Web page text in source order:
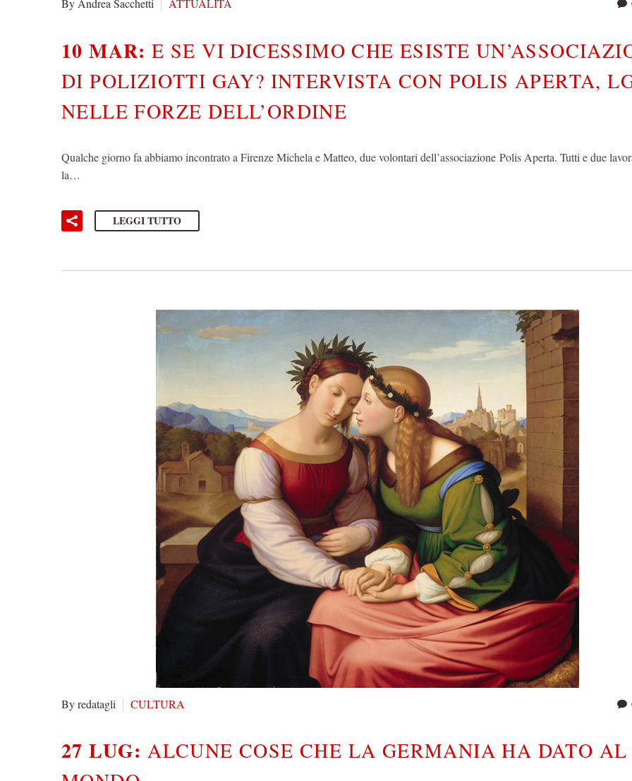
By Andrea Sacchetti ATTUALITÀ
10 MAR:E SE VI DICESSIMO CHE ESISTE
DI POLIZIOTTI GAY? INTERVISTA CON POLIS APERTA,
NELLE FORZE DELL’ORDINE
Qualche giorno fa abbiamo incontrato a Firenze Michela e Matteo, due volontari dell’associazione Polis Aperta. Tutti e due
la…
LEGGI TUTTO
By redatagli CULTURA
27 LUG:ALCUNE COSE CHE LA GERMANIA HA DATO AL